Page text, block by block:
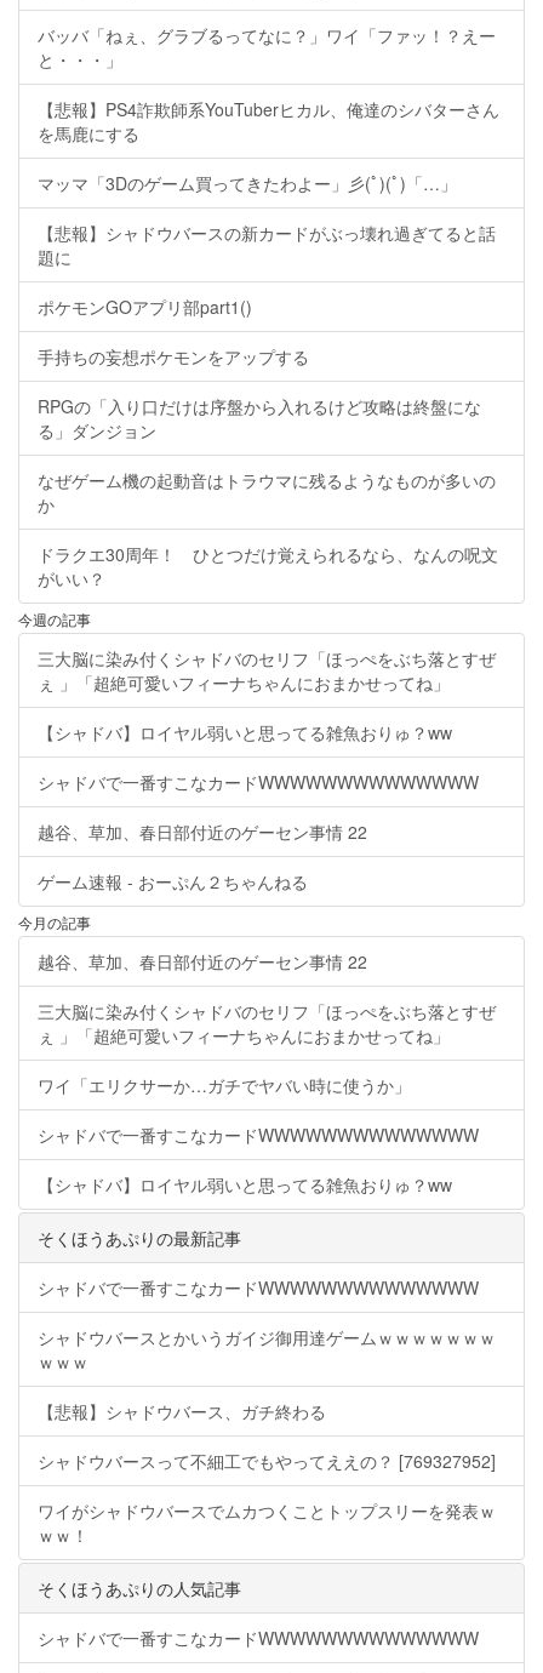
バッバ「ねぇ、グラブるってなに？」ワイ「ファッ！？えー
と・・・」
【悲報】PS4詐欺師系YouTuberヒカル、俺達のシバターさん
を馬鹿にする
マッマ「3Dのゲーム買ってきたわよー」彡(ﾟ)(ﾟ)「…」
【悲報】シャドウバースの新カードがぶっ壊れ過ぎてると話
題に
ポケモンGOアプリ部part1()
手持ちの妄想ポケモンをアップする
RPGの「入り口だけは序盤から入れるけど攻略は終盤にな
る」ダンジョン
なぜゲーム機の起動音はトラウマに残るようなものが多いの
か
ドラクエ30周年！ ひとつだけ覚えられるなら、なんの呪文
がいい？
今週の記事
三大脳に染み付くシャドバのセリフ「ほっぺをぶち落とすぜ
ぇ 」「超絶可愛いフィーナちゃんにおまかせってね」
【シャドバ】ロイヤル弱いと思ってる雑魚おりゅ？ww
シャドバで一番すこなカードWWWWWWWWWWWWWW
越谷、草加、春日部付近のゲーセン事情 22
ゲーム速報 - おーぷん２ちゃんねる
今月の記事
越谷、草加、春日部付近のゲーセン事情 22
三大脳に染み付くシャドバのセリフ「ほっぺをぶち落とすぜ
ぇ 」「超絶可愛いフィーナちゃんにおまかせってね」
ワイ「エリクサーか…ガチでヤバい時に使うか」
シャドバで一番すこなカードWWWWWWWWWWWWWW
【シャドバ】ロイヤル弱いと思ってる雑魚おりゅ？ww
そくほうあぷりの最新記事
シャドバで一番すこなカードWWWWWWWWWWWWWW
シャドウバースとかいうガイジ御用達ゲームｗｗｗｗｗｗｗ
ｗｗｗ
【悲報】シャドウバース、ガチ終わる
シャドウバースって不細工でもやってええの？ [769327952]
ワイがシャドウバースでムカつくことトップスリーを発表ｗ
ｗｗ！
そくほうあぷりの人気記事
シャドバで一番すこなカードWWWWWWWWWWWWWW